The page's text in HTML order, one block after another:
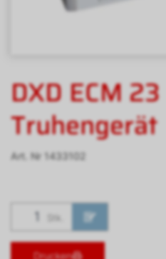
DXD ECM 23
Truhengerät
Art. Nr 1433102
Stk.
Drucken